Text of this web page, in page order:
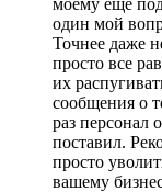
один мой
Точнее даже
просто все
их
сообщения о
раз персонал
поставил.
просто
вашему